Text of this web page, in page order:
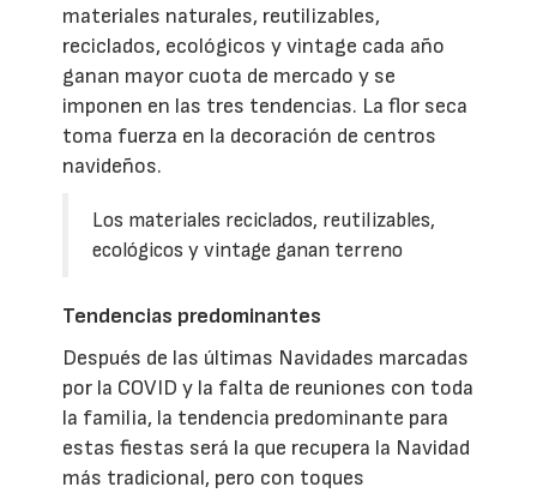
materiales naturales, reutilizables,
reciclados, ecológicos y vintage cada año
ganan mayor cuota de mercado y se
imponen en las tres tendencias. La flor seca
toma fuerza en la decoración de centros
navideños.
Los materiales reciclados, reutilizables,
ecológicos y vintage ganan terreno
Tendencias predominantes
Después de las últimas Navidades marcadas
por la COVID y la falta de reuniones con toda
la familia, la tendencia predominante para
estas fiestas será la que recupera la Navidad
más tradicional, pero con toques